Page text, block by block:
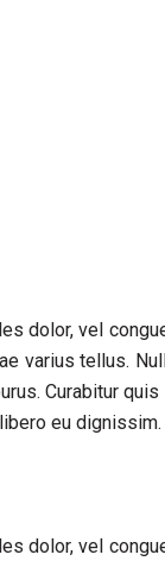
dolor, vel
varius tellus.
Curabitur
eu dignissim.
dolor, vel